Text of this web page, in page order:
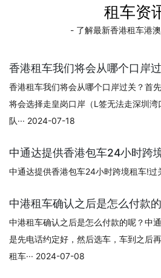
租车资
- 了解最新香港租车港
香港租车我们将会从哪个口岸
香港租车我们将会从哪个口岸过关？首
将会选择走皇岗口岸（L签无法走深圳
队··· 2024-07-18
中通达提供香港包车24小时跨
中通达提供香港包车24小时跨境租车!
中港租车确认之后是怎么付款
中港租车确认之后是怎么付款的呢？中
是先电话约定好，然后选车，车到之后
租车··· 2024-07-08